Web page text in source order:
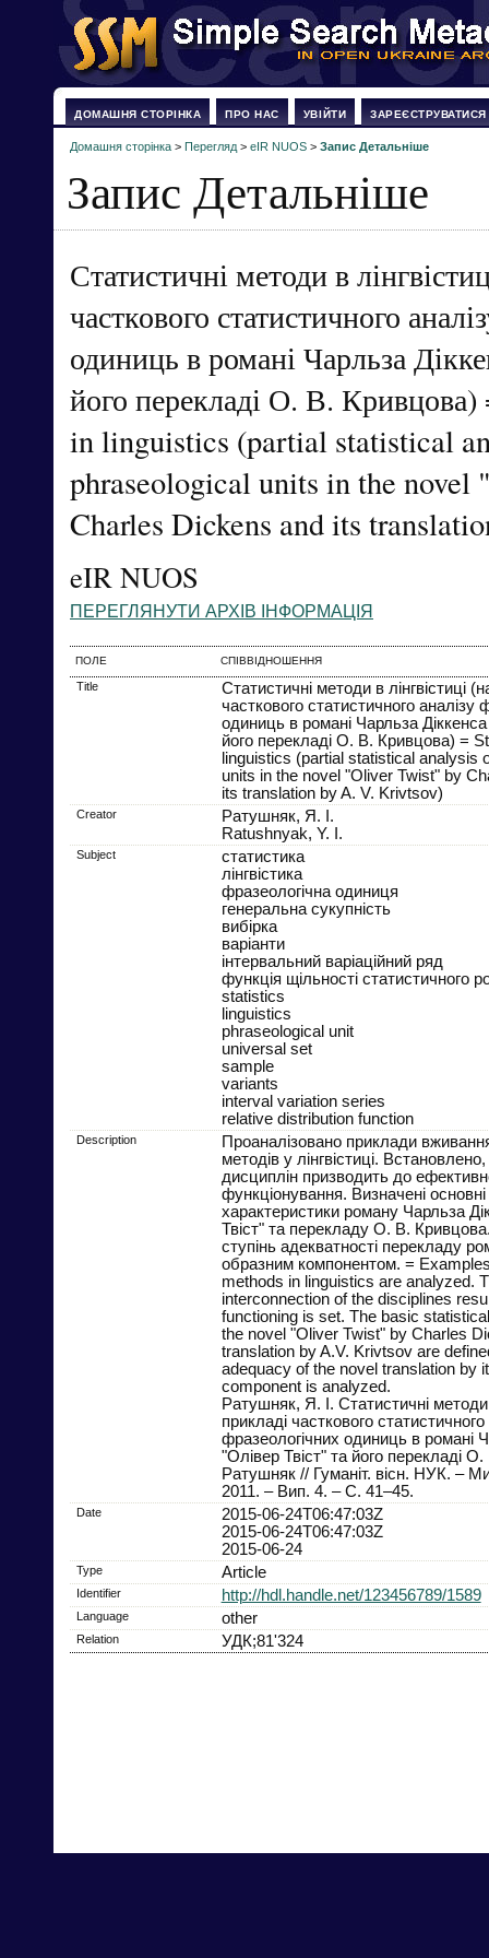
ДОМАШНЯ СТОРІНКА ПРО НАС УВІЙТИ ЗАРЕЄСТРУВАТИСЯ
Домашня сторінка > Перегляд > eIR NUOS > Запис Детальніше
Запис Детальніше
Статистичні методи в
часткового статистичного
одиниць в романі Чарльза
його перекладі О. В.
in linguistics (partial statistical
phraseological units in the
Charles Dickens and its
eIR NUOS
ПЕРЕГЛЯНУТИ АРХІВ ІНФОРМАЦІЯ
ПОЛЕ СПІВВІДНОШЕННЯ
Title
Статистичні методи в лінгвістиці
часткового статистичного аналізу
одиниць в романі Чарльза Діккенса
його перекладі О. В. Кривцова) =
linguistics (partial statistical analysis
units in the novel "Oliver Twist" by
its translation by A. V. Krivtsov)
Creator
Ратушняк, Я. І.
Ratushnyak, Y. I.
Subject
статистика
лінгвістика
фразеологічна одиниця
генеральна сукупність
вибірка
варіанти
інтервальний варіаційний ряд
функція щільності статистичного
statistics
linguistics
phraseological unit
universal set
sample
variants
interval variation series
relative distribution function
Description
Проаналізовано приклади
методів у лінгвістиці.
дисциплін призводить до
функціонування. Визначені основні
характеристики роману Чарльза
Твіст" та перекладу О. В.
ступінь адекватності перекладу
образним компонентом. =
methods in linguistics are analyzed.
interconnection of the disciplines
functioning is set. The basic
the novel "Oliver Twist" by Charles
translation by A.V. Krivtsov are
adequacy of the novel translation by
component is analyzed.
Ратушняк, Я. І. Статистичні методи
прикладі часткового статистичного
фразеологічних одиниць в романі
"Олівер Твіст" та його перекладі
Ратушняк // Гуманіт. вісн. НУК. –
2011. – Вип. 4. – С. 41–45.
Date
2015-06-24T06:47:03Z
2015-06-24T06:47:03Z
2015-06-24
Type Article
Identifier http://hdl.handle.net/123456789/1589
Language other
Relation УДК;81'324